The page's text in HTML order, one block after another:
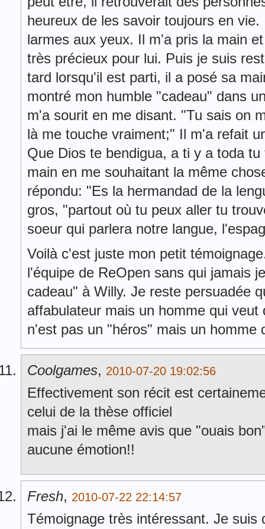
heureux de les savoir toujours en
larmes aux yeux. Il m'a pris la main
très précieux pour lui. Puis je suis
tard lorsqu'il est parti, il a posé sa
montré mon humble "cadeau" dans
m'a sourit en me disant. "Tu sais on
là me touche vraiment;" Il m'a refait
Que Dios te bendigua, a ti y a toda
main en me souhaitant la même
répondu: "Es la hermandad de la
gros, "partout où tu peux aller tu
soeur qui parlera notre langue,
Voilà c'est juste mon petit
l'équipe de ReOpen sans qui jamais
cadeau" à Willy. Je reste persuadée
affabulateur mais un homme qui
n'est pas un "héros" mais un homme
Coolgames, 2010-07-20 19:02:56
Effectivement son récit est
celui de la thèse officiel
mais j'ai le même avis que "ouais
aucune émotion!!
Fresh, 2010-07-22 22:14:57
Témoignage très intéressant. Je suis